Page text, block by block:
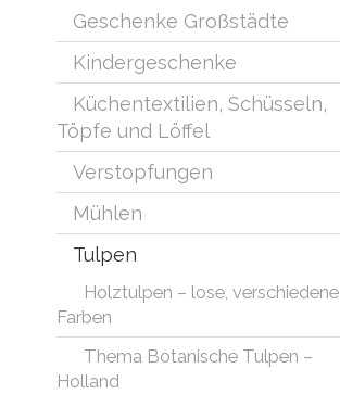
Geschenke Großstädte
Kindergeschenke
Küchentextilien, Schüsseln,
Töpfe und Löffel
Verstopfungen
Mühlen
Tulpen
Holztulpen – lose, verschiedene
Farben
Thema Botanische Tulpen –
Holland